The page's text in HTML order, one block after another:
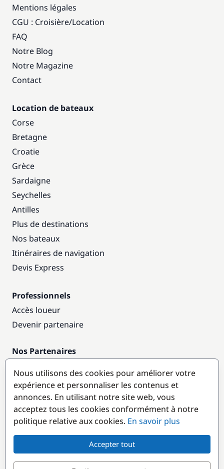
Mentions légales
CGU : Croisière/Location
FAQ
Notre Blog
Notre Magazine
Contact
Location de bateaux
Corse
Bretagne
Croatie
Grèce
Sardaigne
Seychelles
Antilles
Plus de destinations
Nos bateaux
Itinéraires de navigation
Devis Express
Professionnels
Accès loueur
Devenir partenaire
Nos Partenaires
Destinations populaires
Nous utilisons des cookies pour améliorer votre
expérience et personnaliser les contenus et
annonces. En utilisant notre site web, vous
acceptez tous les cookies conformément à notre
politique relative aux cookies. En savoir plus
Accepter tout